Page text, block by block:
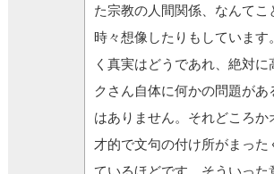
た宗教の人間関係、なんてこ
時々想像したりもしています
く真実はどうであれ、絶対に
クさん自体に何かの問題があ
はありません。それどころか
才的で文句の付け所がまった